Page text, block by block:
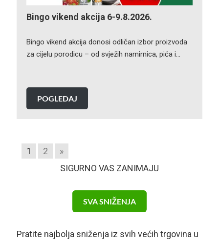
Bingo vikend akcija 6-9.8.2026.
Bingo vikend akcija donosi odličan izbor proizvoda
za cijelu porodicu – od svježih namirnica, pića i…
POGLEDAJ
1 2
»
SIGURNO VAS ZANIMAJU
SVA SNIŽENJA
Pratite najbolja sniženja iz svih većih trgovina u